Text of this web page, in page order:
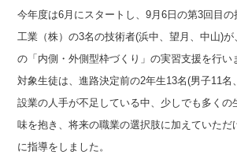
今年度は6月にスタートし、9月6日の第3回目
工業（株）の3名の技術者(浜中、望月、中山)
の「内側・外側型枠づくり」の実習支援を行い
対象生徒は、進路決定前の2年生13名(男子11名
設業の人手が不足している中、少しでも多くの
味を抱き、将来の職業の選択肢に加えていただ
に指導をしました。